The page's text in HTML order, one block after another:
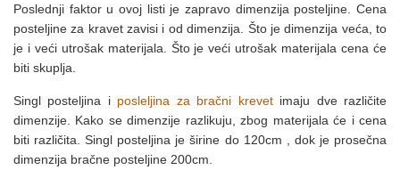
Poslednji faktor u ovoj listi je zapravo dimenzija posteljine. Cena
posteljine za kravet zavisi i od dimenzija. Što je dimenzija veća, to
je i veći utrošak materijala. Što je veći utrošak materijala cena će
biti skuplja.
Singl posteljina iposleljina za bračni krevetimaju dve različite
dimenzije. Kako se dimenzije razlikuju, zbog materijala će i cena
biti različita. Singl posteljina je širine do 120cm , dok je prosečna
dimenzija bračne posteljine 200cm.